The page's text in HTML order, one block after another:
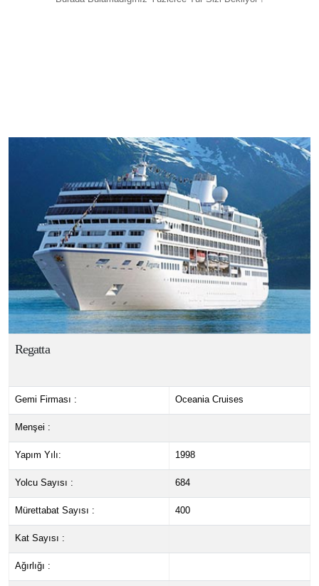
Regatta
Gemi Firması : Oceania Cruises
Menşei :
Yapım Yılı: 1998
Yolcu Sayısı : 684
Mürettabat Sayısı : 400
Kat Sayısı :
Ağırlığı :